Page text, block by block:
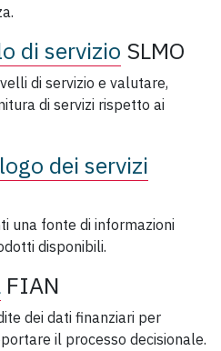
di servizio SLMO
di servizio e valutare,
di servizi rispetto ai
dei servizi
una fonte di informazioni
disponibili.
FIAN
dei dati finanziari per
il processo decisionale.